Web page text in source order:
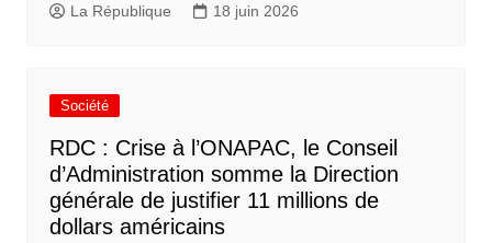
La République 18 juin 2026
Société
RDC : Crise à l’ONAPAC, le Conseil
d’Administration somme la Direction
générale de justifier 11 millions de
dollars américains